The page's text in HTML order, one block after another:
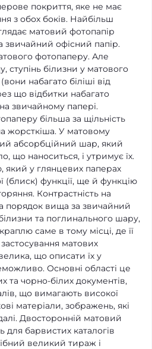
покриття, яке не має
з обох боків. Найбільш
матовий фотопапір
офісний папір.
фотопаперу. Але
ступінь білизни у матового
набагато біліші від
що відбитки набагато
звичайному папері.
більша за щільність
жорсткіша. У матовому
абсорбційний шар, який
що наноситься, і утримує їх.
у глянцевих паперах
(блиск) функції, ще й функцію
Контрастність на
порядок вища за звичайний
та поглинального шару,
саме в тому місці, де її
матових
що описати їх у
Основні області це
та чорно-білих документів,
що вимагають високої
матеріали, зображень, які
Двосторонній матовий
для барвистих каталогів
великий тираж і